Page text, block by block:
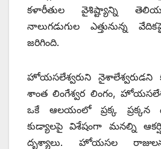
కళారీతుల వైశిష్ట్యాన్ని
నాలుగడుగుల ఎత్తునున్న
జరిగింది.
హోయసలేశ్వరుని నైశాలేశ్వరుడని
శాంత లింగేశ్వర లింగం,
ఒకే ఆలయంలో ప్రక్క
కుడ్యాలపై విశేషంగా మనల్ని
దృశ్యాలు. హోయసల